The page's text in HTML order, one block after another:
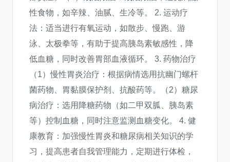
性食物，如辛辣、油腻、生冷等。 2. 运动疗
法：适当进行有氧运动，如散步、慢跑、游
泳、太极拳等，有助于提高胰岛素敏感性，降
低血糖，同时改善胃部血液循环。 3. 药物治疗
（1）慢性胃炎治疗：根据病情选用抗幽门螺杆
菌药物、胃黏膜保护剂、抗酸药等。（2）糖尿
病治疗：选用降糖药物（如二甲双胍、胰岛素
等）控制血糖，同时注意监测血糖变化。 4. 健
康教育：加强慢性胃炎和糖尿病相关知识的学
习，提高患者自我管理能力，定期进行体检，